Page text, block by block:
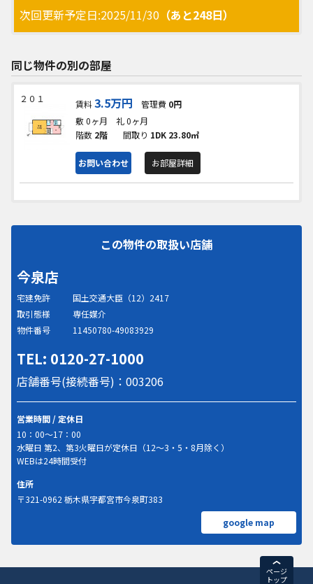
次回更新予定日:2025/11/30 （あと248日）
同じ物件の別の部屋
２０１ 賃料3.5万円 管理費 0円
敷 0ヶ月
礼 0ヶ月
階数 2階 間取り 1DK 23.80㎡
お問い合わせ お部屋詳細
この物件の取扱い店舗
今泉店
宅建免許
国土交通大臣（12）2417
取引態様
専任媒介
物件番号
11450780-49083929
TEL: 0120-27-1000
店舗番号(接続番号)：003206
営業時間 / 定休日
10：00～17：00
水曜日 第2、第3火曜日が定休日（12～3・5・8月除く）
WEBは24時間受付
住所
〒321-0962 栃木県宇都宮市今泉町383
google map
ページ
トップ